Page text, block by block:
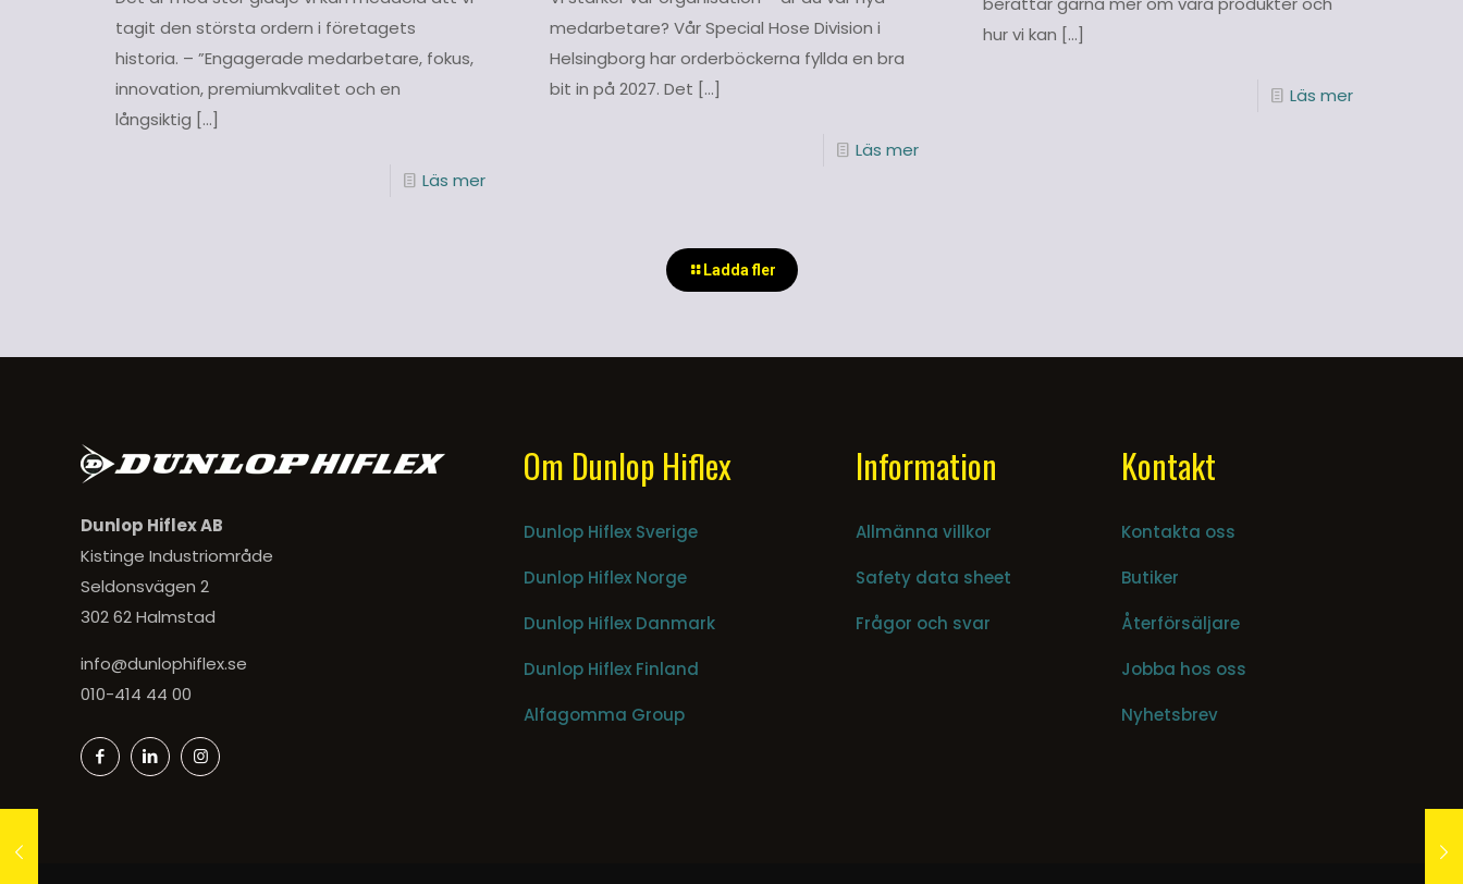
tagit den största ordern i företagets
historia. – ”Engagerade medarbetare, fokus,
innovation, premiumkvalitet och en
långsiktig […]
Läs mer
medarbetare? Vår Special Hose Division i
Helsingborg har orderböckerna fyllda en bra
bit in på 2027. Det […]
Läs mer
hur vi kan […]
Läs mer
Ladda fler
Dunlop Hiflex AB
Kistinge Industriområde
Seldonsvägen 2
302 62 Halmstad
info@dunlophiflex.se
010-414 44 00
Om Dunlop Hiflex
Dunlop Hiflex Sverige
Dunlop Hiflex Norge
Dunlop Hiflex Danmark
Dunlop Hiflex Finland
Alfagomma Group
Information
Allmänna villkor
Safety data sheet
Frågor och svar
Kontakt
Kontakta oss
Butiker
Återförsäljare
Jobba hos oss
Nyhetsbrev